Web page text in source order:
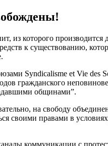
из которого производится
к существованию,
Syndicalisme et Vie des
гражданского
общинами”.
на свободу
своими правами в
коммуникации с